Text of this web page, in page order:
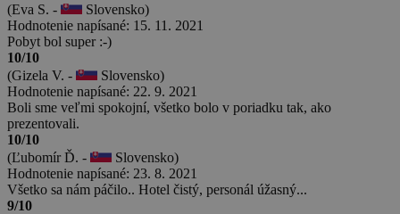
(Eva S. -
Slovensko)
Hodnotenie napísané: 15. 11. 2021
Pobyt bol super :-)
10/10
(Gizela V. -
Slovensko)
Hodnotenie napísané: 22. 9. 2021
Boli sme veľmi spokojní, všetko bolo v poriadku tak, ako
prezentovali.
10/10
(Ľubomír Ď. -
Slovensko)
Hodnotenie napísané: 23. 8. 2021
Všetko sa nám páčilo.. Hotel čistý, personál úžasný...
9/10